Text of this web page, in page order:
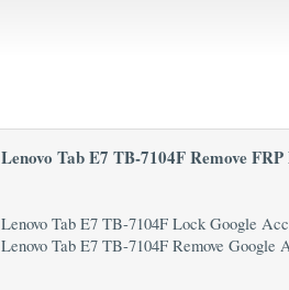
Lenovo Tab E7 TB-7104F Remove FRP
Lenovo Tab E7 TB-7104F Lock Google
Lenovo Tab E7 TB-7104F Remove Google